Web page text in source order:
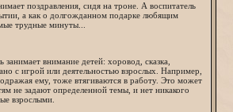
поздравления, сидя на троне. А воспитатель
а как о долгожданном подарке любящим
трудные минуты...
внимание детей: хоровод, сказка,
с игрой или деятельностью взрослых. Например,
ему, тоже втягиваются в работу. Это может
не задают определенной темы, и нет никакого
взрослыми.